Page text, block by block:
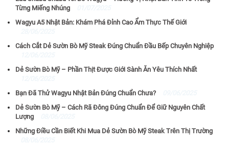
Từng Miếng Nhúng
Wagyu A5 Nhật Bản: Khám Phá Đỉnh Cao Ẩm Thực Thế Giới
Cách Cắt Dẻ Sườn Bò Mỹ Steak Đúng Chuẩn Đầu Bếp Chuyên Nghiệp
Dẻ Sườn Bò Mỹ – Phần Thịt Được Giới Sành Ăn Yêu Thích Nhất
Bạn Đã Thử Wagyu Nhật Bản Đúng Chuẩn Chưa?
Dẻ Sườn Bò Mỹ – Cách Rã Đông Đúng Chuẩn Để Giữ Nguyên Chất
Lượng
Những Điều Cần Biết Khi Mua Dẻ Sườn Bò Mỹ Steak Trên Thị Trường